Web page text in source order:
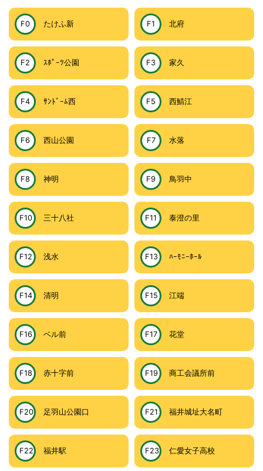
F0 たけふ新 F1 北府
F2 ｽﾎﾟｰﾂ公園 F3 家久
F4 ｻﾝﾄﾞｰﾑ西 F5 西鯖江
F6 西山公園 F7 水落
F8 神明 F9 鳥羽中
F10 三十八社 F11 泰澄の里
F12 浅水 F13 ﾊｰﾓﾆｰﾎｰﾙ
F14 清明 F15 江端
F16 ベル前 F17 花堂
F18 赤十字前 F19 商工会議所前
F20 足羽山公園口 F21 福井城址大名町
F22 福井駅 F23 仁愛女子高校